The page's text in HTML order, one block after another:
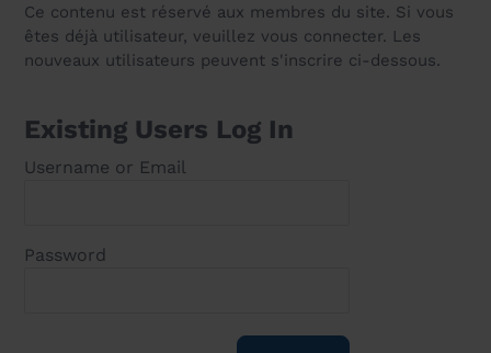
Ce contenu est réservé aux membres du site. Si vous
êtes déjà utilisateur, veuillez vous connecter. Les
nouveaux utilisateurs peuvent s'inscrire ci-dessous.
Existing Users Log In
Username or Email
Password